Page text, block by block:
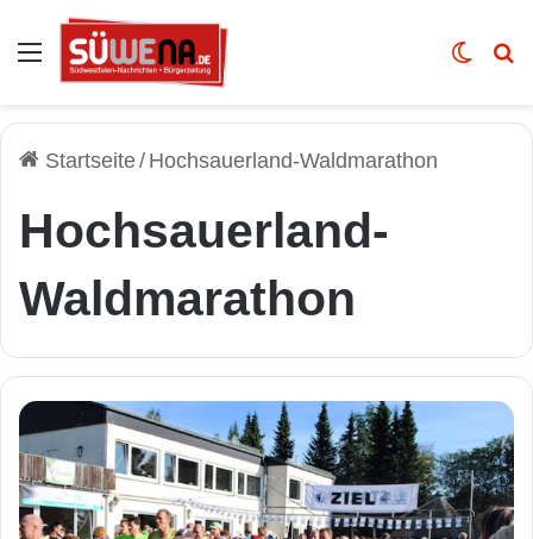
Auswahl Skin
Startseite/ Hochsauerland-Waldmarathon
Hochsauerland-
Waldmarathon